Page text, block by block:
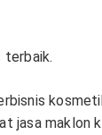
terbaik.
jasa maklon